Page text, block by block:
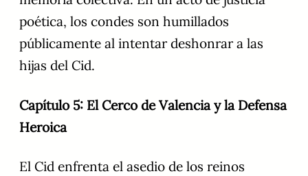
poética, los condes son humillados
públicamente al intentar deshonrar a las
hijas del Cid.
Capítulo 5: El Cerco de Valencia y la Defensa
Heroica
El Cid enfrenta el asedio de los reinos